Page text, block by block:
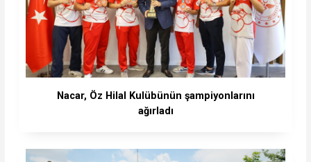
Nacar, Öz Hilal Kulübünün şampiyonlarını
ağırladı